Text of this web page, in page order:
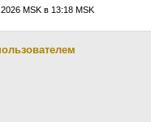
MSK в 13:18 MSK